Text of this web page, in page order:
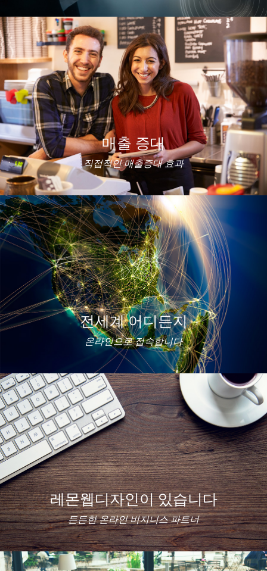
매출 증대
직접적인 매출증대 효과
전세계 어디든지
온라인으로 접속합니다
레몬웹디자인이 있습니다
든든한 온라인 비지니스 파트너